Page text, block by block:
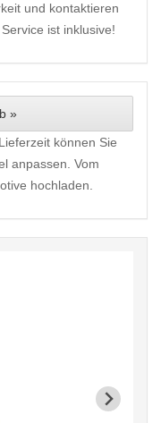
und kontaktieren
ist inklusive!
»
können Sie
anpassen. Vom
hochladen.